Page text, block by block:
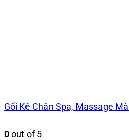
Gối Kê Chân Spa, Massage
0out of 5